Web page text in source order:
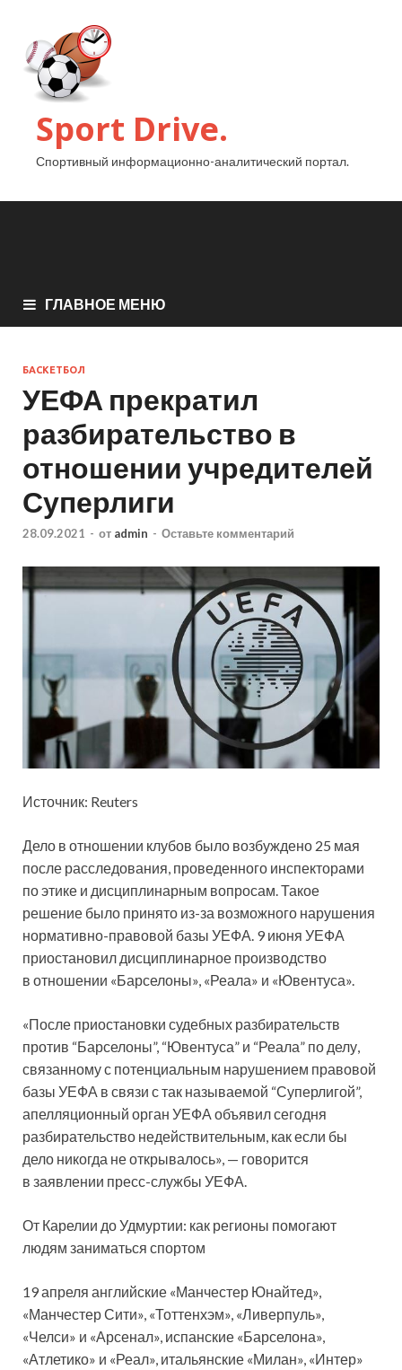
Sport Drive.
Спортивный информационно-аналитический портал.
ГЛАВНОЕ МЕНЮ
БАСКЕТБОЛ
УЕФА прекратил
разбирательство в
отношении учредителей
Суперлиги
28.09.2021 - от admin - Оставьте комментарий
Источник: Reuters
Дело в отношении клубов было возбуждено 25 мая
после расследования, проведенного инспекторами
по этике и дисциплинарным вопросам. Такое
решение было принято из-за возможного нарушения
нормативно-правовой базы УЕФА. 9 июня УЕФА
приостановил дисциплинарное производство
в отношении «Барселоны», «Реала» и «Ювентуса».
«После приостановки судебных разбирательств
против “Барселоны”, “Ювентуса” и “Реала” по делу,
связанному с потенциальным нарушением правовой
базы УЕФА в связи с так называемой “Суперлигой”,
апелляционный орган УЕФА объявил сегодня
разбирательство недействительным, как если бы
дело никогда не открывалось», — говорится
в заявлении пресс-службы УЕФА.
От Карелии до Удмуртии: как регионы помогают
людям заниматься спортом
19 апреля английские «Манчестер Юнайтед»,
«Манчестер Сити», «Тоттенхэм», «Ливерпуль»,
«Челси» и «Арсенал», испанские «Барселона»,
«Атлетико» и «Реал», итальянские «Милан», «Интер»